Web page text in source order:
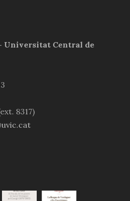
Universitat Central de
8317)